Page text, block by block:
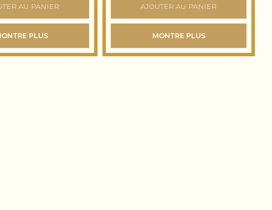
AU PANIER
PLUS
AJOUTER AU PANIER
MONTRE PLUS